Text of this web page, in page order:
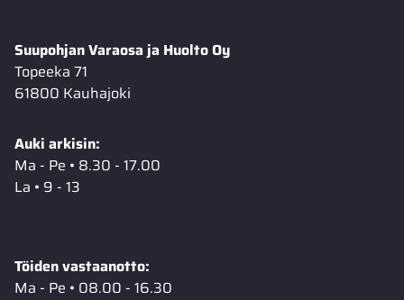
Suupohjan Varaosa ja Huolto Oy
Topeeka 71
61800 Kauhajoki
Auki arkisin:
Ma - Pe • 8.30 - 17.00
La • 9 - 13
Töiden vastaanotto:
Ma - Pe • 08.00 - 16.30